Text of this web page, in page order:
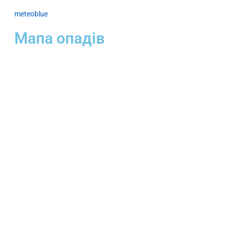
meteoblue
Мапа опадів